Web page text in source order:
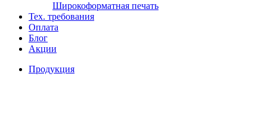
Широкоформатная печать
Тех. требования
Оплата
Блог
Акции
Продукция